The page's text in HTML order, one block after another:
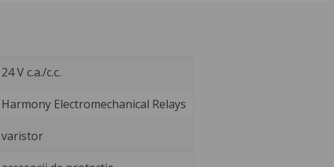
24 V c.a./c.c.
Harmony Electromechanical Relays
varistor